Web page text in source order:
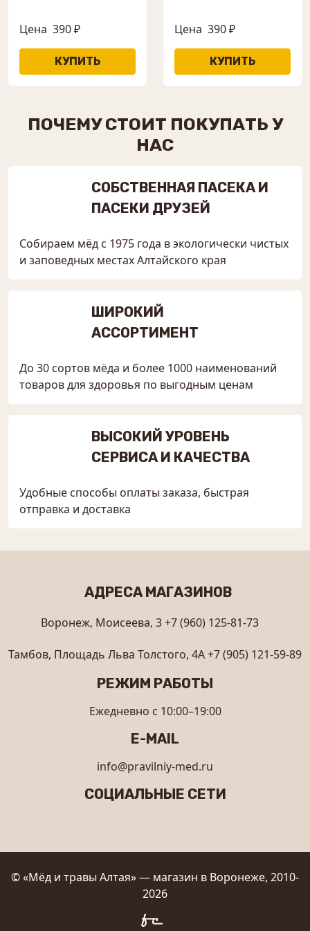
Цена 390 ₽ Цена 390 ₽
ПОЧЕМУ СТОИТ ПОКУПАТЬ У
НАС
СОБСТВЕННАЯ ПАСЕКА И
ПАСЕКИ ДРУЗЕЙ
Собираем мёд с 1975 года в экологически чистых
и заповедных местах Алтайского края
ШИРОКИЙ
АССОРТИМЕНТ
До 30 сортов мёда и более 1000 наименований
товаров для здоровья по выгодным ценам
ВЫСОКИЙ УРОВЕНЬ
СЕРВИСА И КАЧЕСТВА
Удобные способы оплаты заказа, быстрая
отправка и доставка
АДРЕСА МАГАЗИНОВ
Воронеж, Моисеева, 3+7 (960) 125-81-73
Тамбов, Площадь Льва Толстого, 4А+7 (905) 121-59-89
РЕЖИМ РАБОТЫ
Ежедневно с 10:00–19:00
E-MAIL
info@pravilniy-med.ru
СОЦИАЛЬНЫЕ СЕТИ
© «Мёд и травы Алтая» — магазин в Воронеже, 2010-
2026